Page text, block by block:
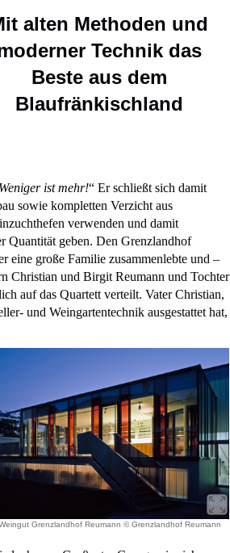
alten Methoden und
Technik das
Beste aus dem
Blaufränkischland
Weniger ist mehr!“ Er schließt sich damit
sowie kompletten Verzicht aus
verwenden und damit
Quantität geben. Den Grenzlandhof
eine große Familie zusammenlebte und –
Christian und Birgit Reumann und Tochter
auf das Quartett verteilt. Vater Christian,
und Weingartentechnik ausgestattet hat,
Grenzlandhof Reumann © Grenzlandhof Reumann